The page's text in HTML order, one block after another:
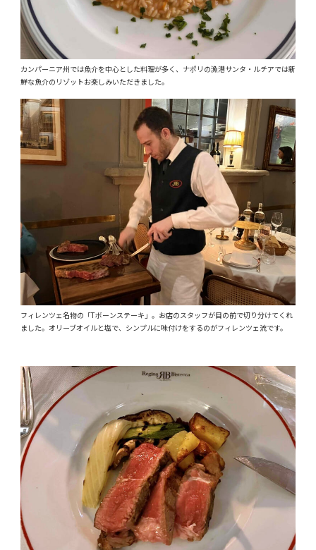
カンパーニア州では魚介を中心とした料理が多く、ナポリの漁港サンタ・ルチアでは新
鮮な魚介のリゾットお楽しみいただきました。
フィレンツェ名物の「Tボーンステーキ」。お店のスタッフが目の前で切り分けてくれ
ました。オリーブオイルと塩で、シンプルに味付けをするのがフィレンツェ流です。